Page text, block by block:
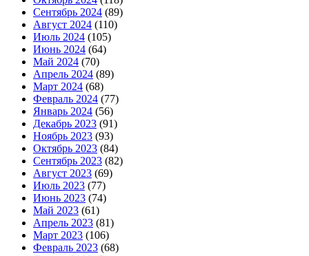
Сентябрь 2024 (89)
Август 2024 (110)
Июль 2024 (105)
Июнь 2024 (64)
Май 2024 (70)
Апрель 2024 (89)
Март 2024 (68)
Февраль 2024 (77)
Январь 2024 (56)
Декабрь 2023 (91)
Ноябрь 2023 (93)
Октябрь 2023 (84)
Сентябрь 2023 (82)
Август 2023 (69)
Июль 2023 (77)
Июнь 2023 (74)
Май 2023 (61)
Апрель 2023 (81)
Март 2023 (106)
Февраль 2023 (68)